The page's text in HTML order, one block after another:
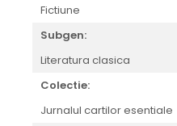
Fictiune
Subgen:
Literatura clasica
Colectie:
Jurnalul cartilor esentiale